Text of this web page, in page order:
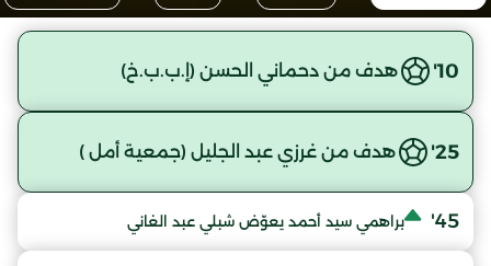
10' هدف من دحماني الحسن (إ.ب.ب.خ)
25' هدف من غرزي عبد الجليل (جمعية أمل )
45' براهمي سيد أحمد يعوّض شبلي عبد الغاني